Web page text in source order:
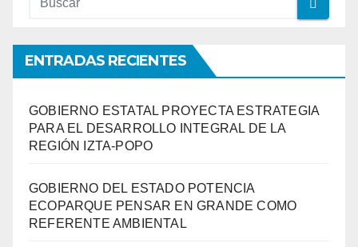
ENTRADAS RECIENTES
GOBIERNO ESTATAL PROYECTA ESTRATEGIA
PARA EL DESARROLLO INTEGRAL DE LA
REGIÓN IZTA-POPO
GOBIERNO DEL ESTADO POTENCIA
ECOPARQUE PENSAR EN GRANDE COMO
REFERENTE AMBIENTAL